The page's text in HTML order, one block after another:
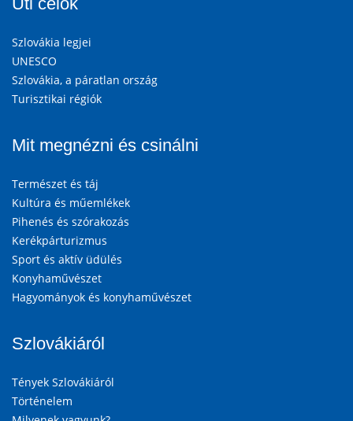
Szlovákia legjei
UNESCO
Szlovákia, a páratlan ország
Turisztikai régiók
Mit megnézni és csinálni
Természet és táj
Kultúra és műemlékek
Pihenés és szórakozás
Kerékpárturizmus
Sport és aktív üdülés
Konyhaművészet
Hagyományok és konyhaművészet
Szlovákiáról
Tények Szlovákiáról
Történelem